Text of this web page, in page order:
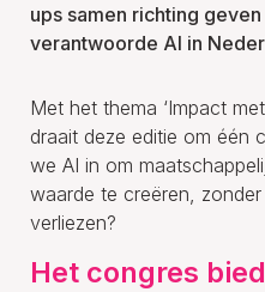
ups samen richting
verantwoorde AI in
Met het thema ‘Impact
draait deze editie om één
we AI in om
waarde te creëren,
verliezen?
Het congres